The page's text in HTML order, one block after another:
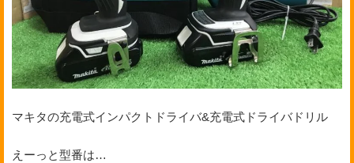
マキタの充電式インパクトドライバ&充電式ドライバドリル
えーっと型番は…